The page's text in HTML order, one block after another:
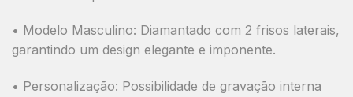
• Modelo Masculino: Diamantado com 2 frisos laterais,
garantindo um design elegante e imponente.
• Personalização: Possibilidade de gravação interna